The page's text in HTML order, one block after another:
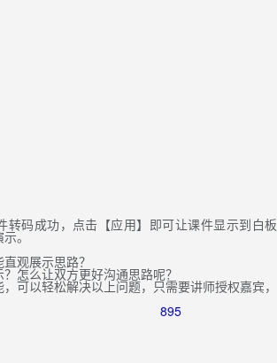
转码成功，点击【应用】即可让课件显示到白板
。
观展示思路？
怎么让双方更好沟通思路呢？
可以轻松解决以上问题，只需要讲师授权嘉宾，